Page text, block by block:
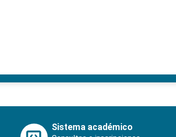
Sistema académico